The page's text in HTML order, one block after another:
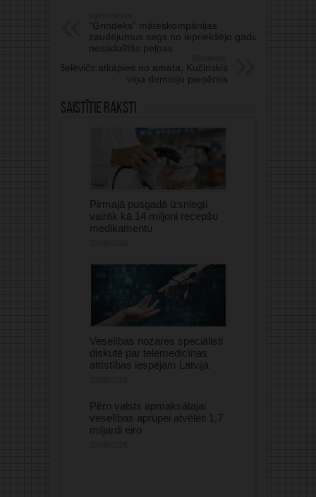
“Grindeks” māteskompānijas
zaudējumus segs no iepriekšējo gadu
nesadalītās peļņas
Belēvičs atkāpies no amata; Kučinskis
viņa demisiju pieņēmis
Saistītie raksti
Pirmajā pusgadā izsniegti
vairāk kā 14 miljoni recepšu
medikamentu
Veselības nozares speciālisti
diskutē par telemedicīnas
attīstības iespējām Latvijā
Pērn valsts apmaksātajai
veselības aprūpei atvēlēti 1,7
miljardi eiro